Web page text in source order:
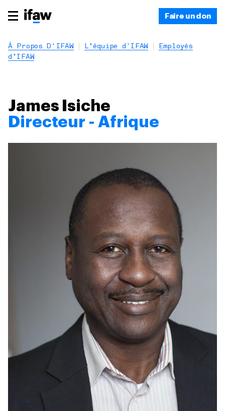
Faire un don
À Propos D'IFAW L’équipe d’IFAW
Employés
d’IFAW
James Isiche
Directeur - Afrique